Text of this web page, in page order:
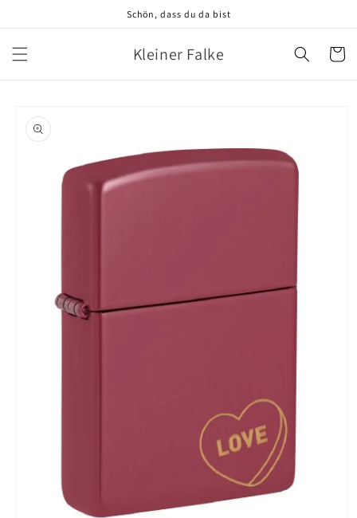
Schön, dass du da bist
Kleiner Falke